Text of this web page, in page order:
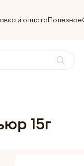
и оплатаПолезное
15г